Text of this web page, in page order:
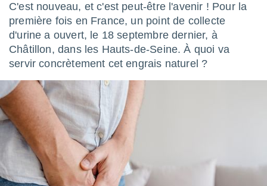
des
:
les
et
C'est nouveau, et c'est peut-être l'avenir ! Pour la
première fois en France, un point de collecte
d'urine a ouvert, le 18 septembre dernier, à
Châtillon, dans les Hauts-de-Seine. À quoi va
servir concrètement cet engrais naturel ?